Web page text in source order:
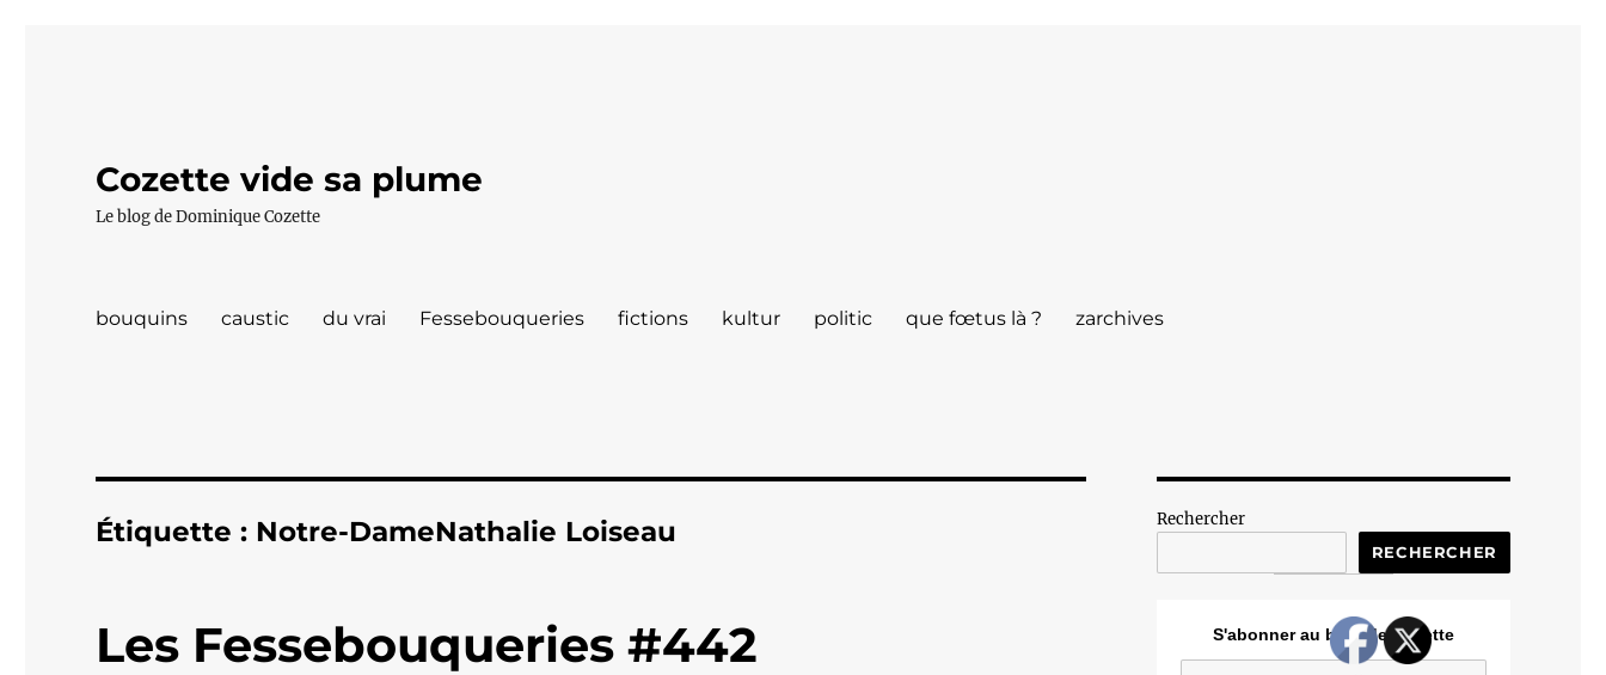
Cozette vide sa plume
Le blog de Dominique Cozette
bouquins caustic du vrai Fessebouqueries fictions kultur politic que fœtus là ? zarchives
Étiquette : Notre-DameNathalie Loiseau
Les Fessebouqueries #442
Rechercher
RECHERCHER
S'abonner au blog de Cozette